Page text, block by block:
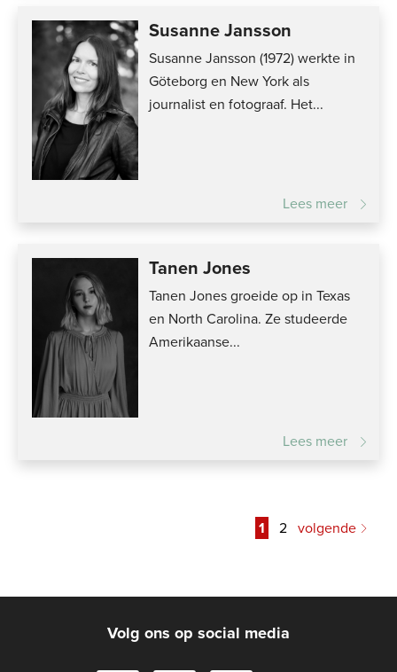
Susanne Jansson
Susanne Jansson (1972) werkte in
Göteborg en New York als
journalist en fotograaf. Het...
Lees meer
Tanen Jones
Tanen Jones groeide op in Texas
en North Carolina. Ze studeerde
Amerikaanse...
Lees meer
1 2 volgende
Volg ons op social media